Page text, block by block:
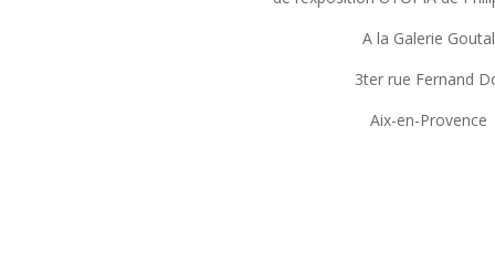
A la Galerie Goutal
3ter rue Fernand
Aix-en-Provence